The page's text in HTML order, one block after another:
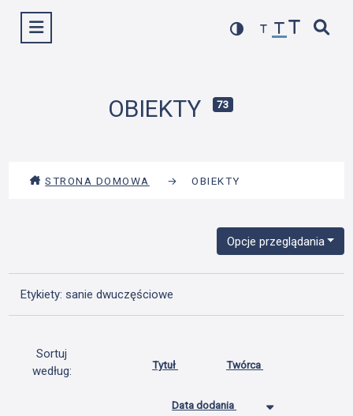
Wyświetl menu
OBIEKTY 73
STRONA DOMOWA → OBIEKTY
Opcje przeglądania
Etykiety: sanie dwuczęściowe
Sortuj
według:
Tytuł Twórca
Data dodania